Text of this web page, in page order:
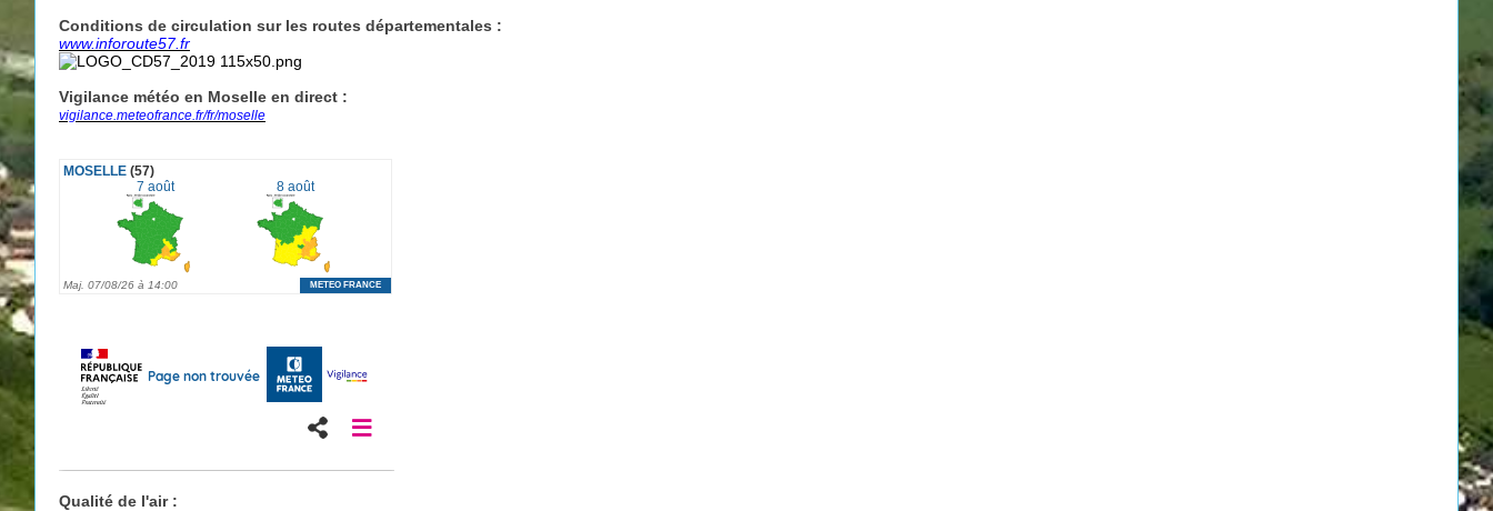
Conditions de circulation sur les routes départementales :
www.inforoute57.fr
Vigilance météo en Moselle en direct :
vigilance.meteofrance.fr/fr/moselle
Qualité de l'air :